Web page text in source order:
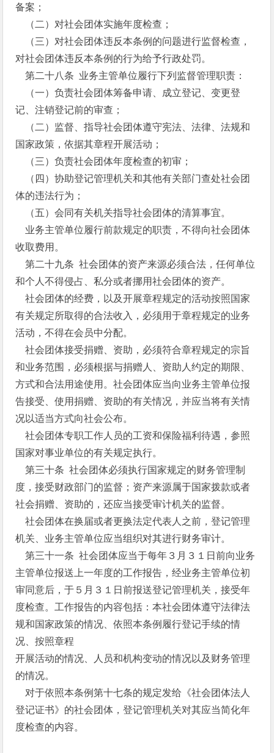
备案；
（二）对社会团体实施年度检查；
（三）对社会团体违反本条例的问题进行监督检查，
对社会团体违反本条例的行为给予行政处罚。
第二十八条 业务主管单位履行下列监督管理职责：
（一）负责社会团体筹备申请、成立登记、变更登
记、注销登记前的审查；
（二）监督、指导社会团体遵守宪法、法律、法规和
国家政策，依据其章程开展活动；
（三）负责社会团体年度检查的初审；
（四）协助登记管理机关和其他有关部门查处社会团
体的违法行为；
（五）会同有关机关指导社会团体的清算事宜。
业务主管单位履行前款规定的职责，不得向社会团体
收取费用。
第二十九条 社会团体的资产来源必须合法，任何单位
和个人不得侵占、私分或者挪用社会团体的资产。
社会团体的经费，以及开展章程规定的活动按照国家
有关规定所取得的合法收入，必须用于章程规定的业务
活动，不得在会员中分配。
社会团体接受捐赠、资助，必须符合章程规定的宗旨
和业务范围，必须根据与捐赠人、资助人约定的期限、
方式和合法用途使用。社会团体应当向业务主管单位报
告接受、使用捐赠、资助的有关情况，并应当将有关情
况以适当方式向社会公布。
社会团体专职工作人员的工资和保险福利待遇，参照
国家对事业单位的有关规定执行。
第三十条 社会团体必须执行国家规定的财务管理制
度，接受财政部门的监督；资产来源属于国家拨款或者
社会捐赠、资助的，还应当接受审计机关的监督。
社会团体在换届或者更换法定代表人之前，登记管理
机关、业务主管单位应当组织对其进行财务审计。
第三十一条 社会团体应当于每年３月３１日前向业务
主管单位报送上一年度的工作报告，经业务主管单位初
审同意后，于５月３１日前报送登记管理机关，接受年
度检查。工作报告的内容包括：本社会团体遵守法律法
规和国家政策的情况、依照本条例履行登记手续的情
况、按照章程
开展活动的情况、人员和机构变动的情况以及财务管理
的情况。
对于依照本条例第十七条的规定发给《社会团体法人
登记证书》的社会团体，登记管理机关对其应当简化年
度检查的内容。